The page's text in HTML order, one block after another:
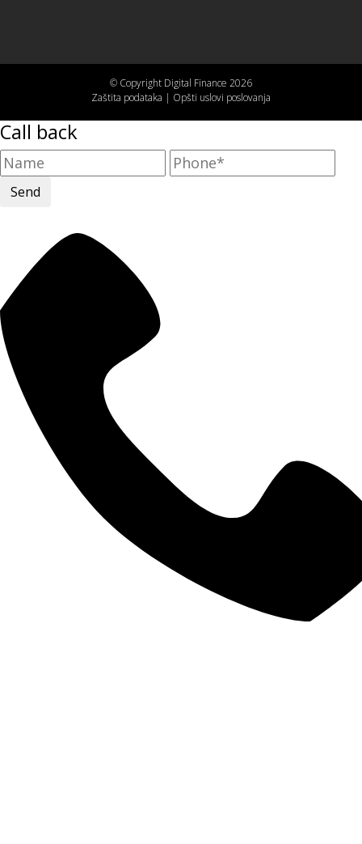
© Copyright Digital Finance 2026
Zaštita podataka | Opšti uslovi poslovanja
Call back
Send